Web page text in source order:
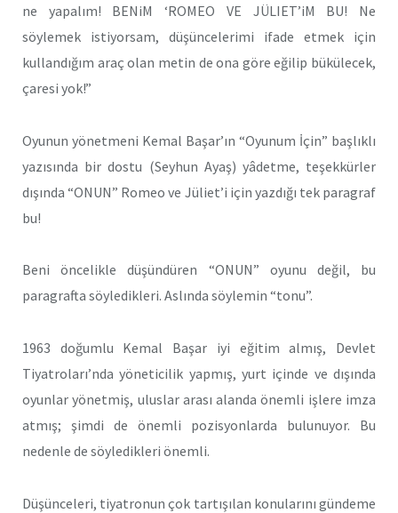
ne yapalım! BENiM ‘ROMEO VE JÜLIET’iM BU! Ne
söylemek istiyorsam, düşüncelerimi ifade etmek için
kullandığım araç olan metin de ona göre eğilip bükülecek,
çaresi yok!”
Oyunun yönetmeni Kemal Başar’ın “Oyunum İçin” başlıklı
yazısında bir dostu (Seyhun Ayaş) yâdetme, teşekkürler
dışında “ONUN” Romeo ve Jüliet’i için yazdığı tek paragraf
bu!
Beni öncelikle düşündüren “ONUN” oyunu değil, bu
paragrafta söyledikleri. Aslında söylemin “tonu”.
1963 doğumlu Kemal Başar iyi eğitim almış, Devlet
Tiyatroları’nda yöneticilik yapmış, yurt içinde ve dışında
oyunlar yönetmiş, uluslar arası alanda önemli işlere imza
atmış; şimdi de önemli pozisyonlarda bulunuyor. Bu
nedenle de söyledikleri önemli.
Düşünceleri, tiyatronun çok tartışılan konularını gündeme